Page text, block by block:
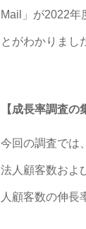
Mail」が2022年
とがわかりまし
【成長率調査の
今回の調査では
法人顧客数およ
人顧客数の伸長